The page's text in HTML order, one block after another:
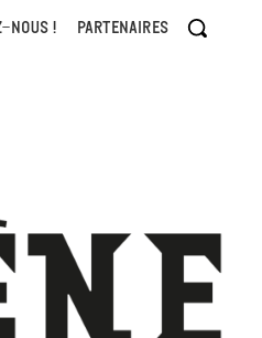
NOUS ! PARTENAIRES